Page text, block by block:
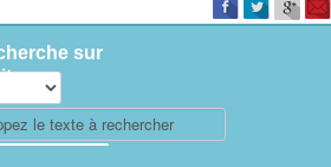
sur